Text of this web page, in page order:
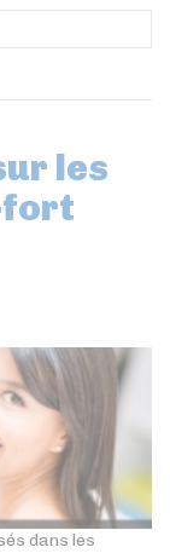
les
fort
dans les